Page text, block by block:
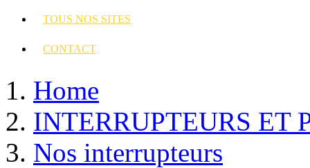
TOUS NOS SITES
CONTACT
Home
INTERRUPTEURS ET
Nos interrupteurs